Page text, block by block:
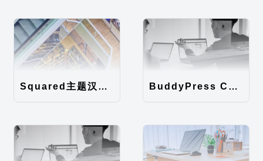
Squared主题汉化包 BuddyPress Colours主题汉化包